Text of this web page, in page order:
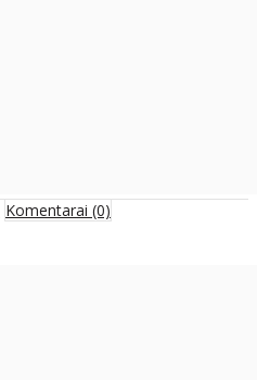
Komentarai (0)